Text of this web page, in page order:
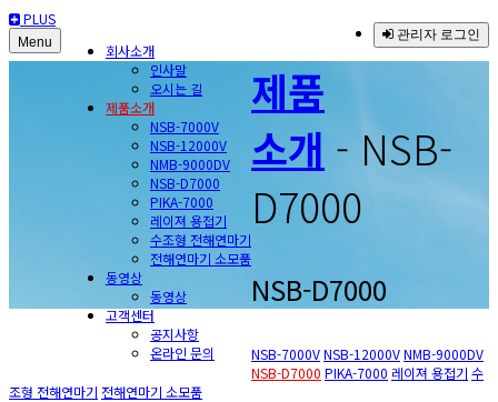
관리자 로그인
PLUS
Menu
회사소개
인사말
오시는 길
제품소개
NSB-7000V
NSB-12000V
NMB-9000DV
NSB-D7000
PIKA-7000
레이져 용접기
수조형 전해연마기
전해연마기 소모품
동영상
동영상
고객센터
공지사항
온라인 문의
제품
소개 - NSB-
D7000
NSB-D7000
NSB-7000VNSB-12000VNMB-9000DV
NSB-D7000 PIKA-7000 레이져 용접기 수
조형 전해연마기 전해연마기 소모품